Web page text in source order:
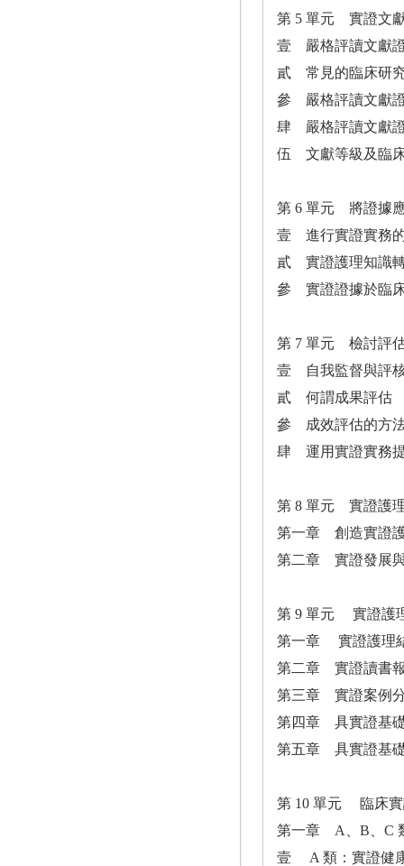
第 5 單元 實證文
壹 嚴格評讀文獻
貳 常見的臨床研
參 嚴格評讀文獻
肆 嚴格評讀文獻
伍 文獻等級及臨
第 6 單元 將證據
壹 進行實證實務
貳 實證護理知識
參 實證證據於臨
第 7 單元 檢討評
壹 自我監督與評
貳 何謂成果評估
參 成效評估的方
肆 運用實證實務
第 8 單元 實證護
第一章 創造實證
第二章 實證發展
第 9 單元 實證護
第一章 實證護理
第二章 實證讀書
第三章 實證案例
第四章 具實證基
第五章 具實證基
第 10 單元 臨床實
第一章 A、B、C
壹 A 類：實證健